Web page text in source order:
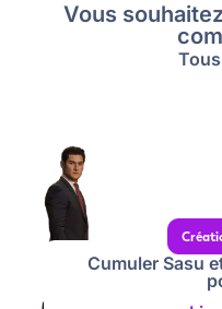
Vous
Cumuler Sasu